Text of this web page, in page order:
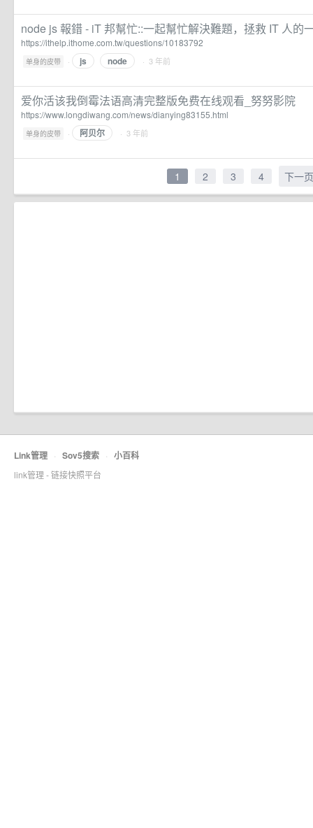
node js 報錯 - iT 邦幫忙::一起幫忙解決難題，拯救 IT 人的
https://ithelp.ithome.com.tw/questions/10183792
单身的皮带 · js node · 3 年前
爱你活该我倒霉法语高清完整版免费在线观看_努努影院
https://www.longdiwang.com/news/dianying83155.html
单身的皮带 · 阿贝尔 · 3 年前
1 2 3 4 下一页
Link管理 · Sov5搜索 · 小百科
link管理 - 链接快照平台